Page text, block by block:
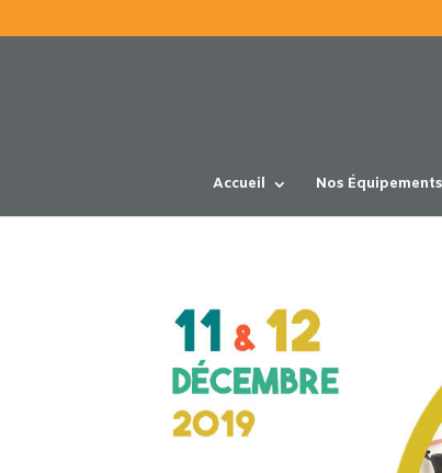
Accueil Nos Équipements